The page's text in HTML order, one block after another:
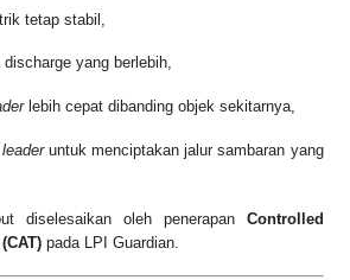
tetap stabil,
yang berlebih,
lebih cepat dibanding objek sekitarnya,
untuk menciptakan jalur sambaran yang
diselesaikan oleh penerapan Controlled
pada LPI Guardian.